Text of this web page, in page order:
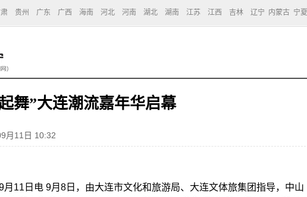
贵州 广东 广西 海南 河北 河南 湖北 湖南 江苏 江西 吉林 辽宁 内蒙古 宁夏
舞”大连潮流嘉年华启幕
月11日 10:32
日电 9月8日，由大连市文化和旅游局、大连文体旅集团指导，中山